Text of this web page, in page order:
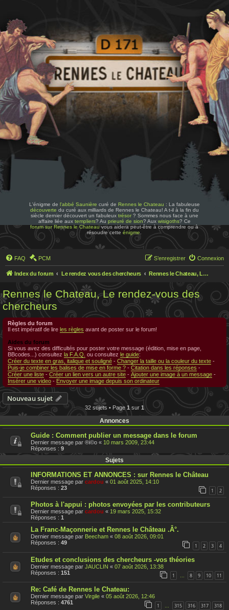
L'énigme de l'abbé Saunière curé de Rennes le Chateau : La fabuleuse
découverte du curé aux milliards de Rennes le Chateau! A t-il à la fin du
siècle dernier découvert un fabuleux trésor? Sommes nous face à une
affaire liée aux templiers? Au prieuré de sion? Aux wisigoths? Ce
forum sur Rennes le Chateauvous aidera peut-être à comprendre ou à
résoudre cetteénigme
FAQ PCM Connexion
S’enregistrer
Index du forum Le rendez vous des chercheurs Rennes le Chateau, Le rendez-vous des chercheurs
Rennes le Chateau, Le rendez-vous des
chercheurs
Règles du forum
Il est impératif de lire les règles avant de poster sur le forum!
Aides du forum
Si vous avez des difficultés pour poster votre message (édition, mise en page,
BBcodes...) consultez la F.A.Q. ou consultez le guide:
Créer du texte en gras, italique et souligné - Changer la taille ou la couleur du texte -
Puis-je combiner les balises de mise en forme ? - Citation dans les réponses -
Créer une liste - Créer un lien vers un autre site - Ajouter une image à un message -
Insérer une video - Envoyer une image depuis son ordinateur
Nouveau sujet
32 sujets • Page 1sur 1
Annonces
Guide : Comment publier un message dans le forum
Dernier message par ®i©o « 10 mars 2009, 23:44
Réponses : 9
Sujets
INFORMATIONS ET ANNONCES : sur Rennes le Château
Dernier message par cardou « 01 août 2025, 14:10
Réponses : 23 1 2
Photos à l'appui : photos envoyées par les contributeurs
Dernier message par cardou « 19 mars 2025, 15:32
Réponses : 1
La Franc-Maçonnerie et Rennes le Château .Â°.
Dernier message par Beecham « 08 août 2026, 09:01
Réponses : 49 1 2 3 4
Etudes et conclusions des chercheurs -vos théories
Dernier message par JAUCLIN « 07 août 2026, 13:38
Réponses : 151 1 … 8 9 10 11
Re: Café de Rennes le Chateau:
Dernier message par Virgile « 05 août 2026, 12:46
Réponses : 4761 1 … 315 316 317 318